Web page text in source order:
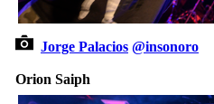
Jorge Palacios @insonoro
Orion Saiph